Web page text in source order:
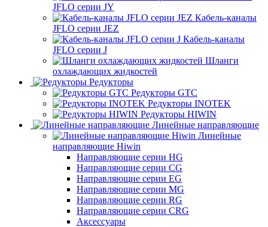
JFLO серии JY
Кабель-каналы
JFLO серии JEZ
Кабель-каналы
JFLO серии J
Шланги
охлаждающих жидкостей
Редукторы
Редукторы GTC
Редукторы INOTEK
Редукторы HIWIN
Линейные направляющие
Линейные
направляющие Hiwin
Направляющие серии HG
Направляющие серии CG
Направляющие серии EG
Направляющие серии MG
Направляющие серии RG
Направляющие серии CRG
Аксессуары